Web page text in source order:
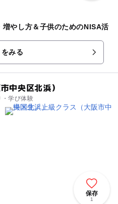
やし方＆子供のためのNISA活
みる
中央区北浜）
・学び体験
保存
1